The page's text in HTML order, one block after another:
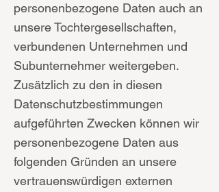
personenbezogene Daten auch an
unsere Tochtergesellschaften,
verbundenen Unternehmen und
Subunternehmer weitergeben.
Zusätzlich zu den in diesen
Datenschutzbestimmungen
aufgeführten Zwecken können wir
personenbezogene Daten aus
folgenden Gründen an unsere
vertrauenswürdigen externen